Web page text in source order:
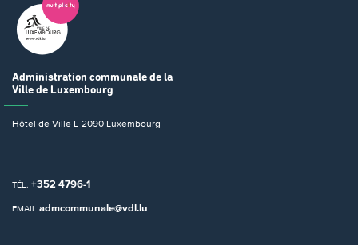
Administration communale de la
Ville de Luxembourg
Hôtel de Ville L-2090 Luxembourg
TÉL. +352 4796-1
EMAIL admcommunale@vdl.lu